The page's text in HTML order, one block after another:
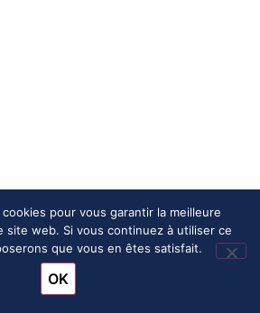
pour vous garantir la meilleure
site web. Si vous continuez à utiliser ce
que vous en êtes satisfait.
OK